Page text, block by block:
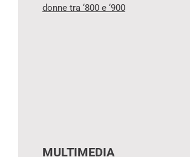
donne tra ‘800 e ‘900
MULTIMEDIA